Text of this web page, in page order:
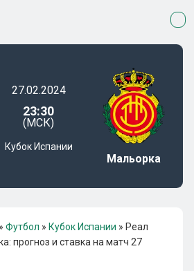
27.02.2024
23:30
(МСК)
Кубок Испании
Мальорка
» Футбол » Кубок Испании » Реал
прогноз и ставка на матч 27